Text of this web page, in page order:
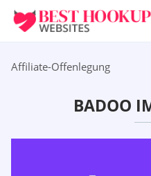
Affiliate-Offenlegung
BADOO